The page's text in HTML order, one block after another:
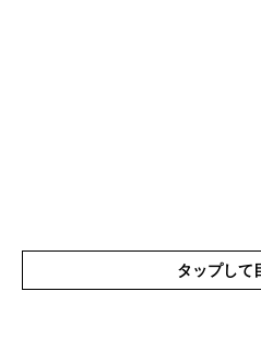
タップして